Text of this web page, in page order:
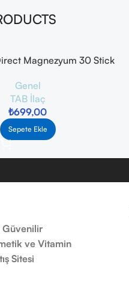
Magnezyum 30 Stick
Genel
TAB İlaç
₺699,00
Sepete Ekle
Güvenilir
ve Vitamin
Sitesi